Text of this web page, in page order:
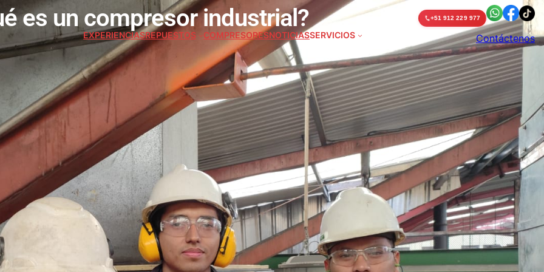
EXPERIENCIASREPUESTOS COMPRESORESNOTICIASSERVICIOS
+51 912 229 977
Contáctenos
es un compresor industrial?